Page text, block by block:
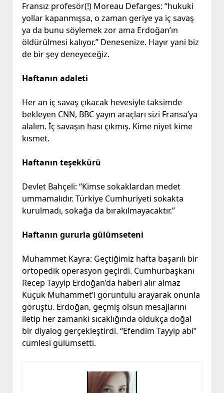
Fransız profesör(!) Moreau Defarges: “hukuki
yollar kapanmışsa, o zaman geriye ya iç savaş
ya da bunu söylemek zor ama Erdoğan’ın
öldürülmesi kalıyor.” Denesenize. Hayır yani biz
de bir şey deneyeceğiz.
Haftanın adaleti
Her an iç savaş çıkacak hevesiyle taksimde
bekleyen CNN, BBC yayın araçları sizi Fransa’ya
alalım. İç savaşın hası çıkmış. Kime niyet kime
kısmet.
Haftanın teşekkürü
Devlet Bahçeli: “Kimse sokaklardan medet
ummamalıdır. Türkiye Cumhuriyeti sokakta
kurulmadı, sokağa da bırakılmayacaktır.”
Haftanın gururla gülümseteni
Muhammet Kayra: Geçtiğimiz hafta başarılı bir
ortopedik operasyon geçirdi. Cumhurbaşkanı
Recep Tayyip Erdoğan’da haberi alır almaz
Küçük Muhammet’i görüntülü arayarak onunla
görüştü. Erdoğan, geçmiş olsun mesajlarını
iletip her zamanki sıcaklığında oldukça doğal
bir diyalog gerçekleştirdi. “Efendim Tayyip abi”
cümlesi gülümsetti.